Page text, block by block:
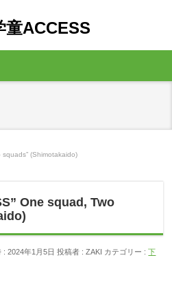
(Shimotakaido)
One squad, Two
: 2024年1月5日 投稿者 :ZAKI カテゴリー :下